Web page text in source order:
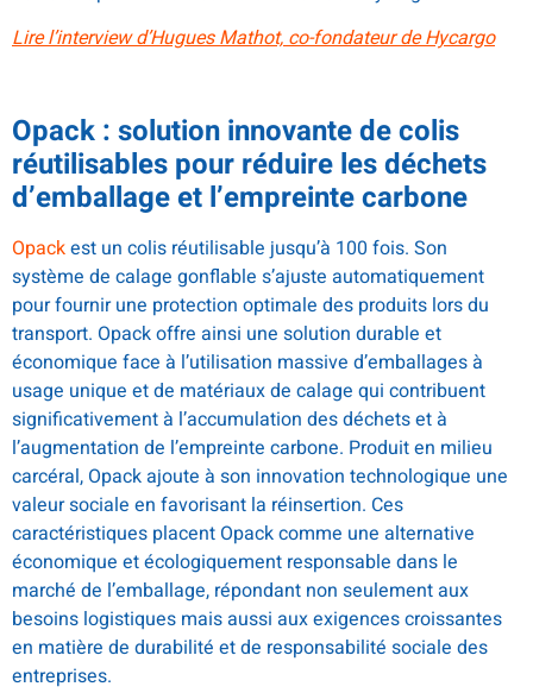
Lire l’interview d’Hugues Mathot, co-fondateur de Hycargo
Opack : solution innovante de colis
réutilisables pour réduire les déchets
d’emballage et l’empreinte carbone
Opackest un colis réutilisable jusqu’à 100 fois. Son
système de calage gonflable s’ajuste automatiquement
pour fournir une protection optimale des produits lors du
transport. Opack offre ainsi une solution durable et
économique face à l’utilisation massive d’emballages à
usage unique et de matériaux de calage qui contribuent
significativement à l’accumulation des déchets et à
l’augmentation de l’empreinte carbone. Produit en milieu
carcéral, Opack ajoute à son innovation technologique une
valeur sociale en favorisant la réinsertion. Ces
caractéristiques placent Opack comme une alternative
économique et écologiquement responsable dans le
marché de l’emballage, répondant non seulement aux
besoins logistiques mais aussi aux exigences croissantes
en matière de durabilité et de responsabilité sociale des
entreprises.